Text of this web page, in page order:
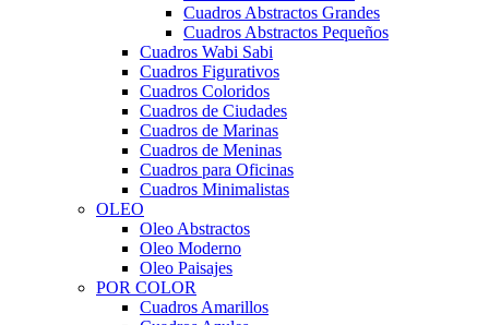
Cuadros Abstractos Grandes
Cuadros Abstractos Pequeños
Cuadros Wabi Sabi
Cuadros Figurativos
Cuadros Coloridos
Cuadros de Ciudades
Cuadros de Marinas
Cuadros de Meninas
Cuadros para Oficinas
Cuadros Minimalistas
OLEO
Oleo Abstractos
Oleo Moderno
Oleo Paisajes
POR COLOR
Cuadros Amarillos